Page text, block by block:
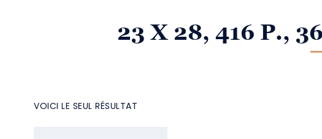
23 X 28, 416 P.,
VOICI LE SEUL RÉSULTAT